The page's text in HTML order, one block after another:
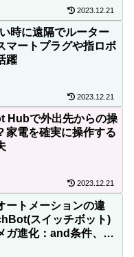
2023.12.21
時に遠隔でルーター
マートプラグや指ロボ
躍
2023.12.21
Hubで外出先からの操
家電を確実に操作する
2023.12.21
ートメーションの違
スイッチボット)
ガ進化：and条件、or